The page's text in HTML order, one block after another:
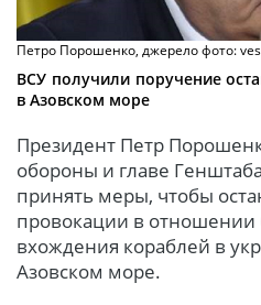
Петро Порошенко, джерело фото:
ВСУ получили поручение
в Азовском море
Президент Петр
обороны и главе
принять меры, чтобы
провокации в отношении
вхождения кораблей в
Азовском море.